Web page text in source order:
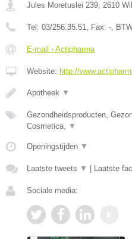
Jules Moretuslei 239, 2610
Tel: 03/256.35.51, Fax: -,
E-mail › Actipharma
Website: http://
Apotheek ▼
Gezondheidsproducten,
Cosmetica, ▼
Openingstijden ▼
Laatste tweets ▼ Laatste
Sociale media: